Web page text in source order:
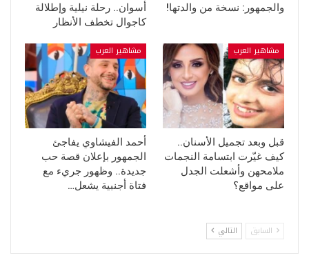
والجمهور: نسخة من والدتها!
أسوان.. رحلة نيلية وإطلالة
كاجوال تخطف الأنظار
مشاهير العرب
قبل وبعد تجميل الأسنان..
كيف غيّرت ابتسامة النجمات
ملامحهن وأشعلت الجدل
على مواقع؟
مشاهير العرب
أحمد الفيشاوي يفاجئ
الجمهور بإعلان قصة حب
جديدة.. وظهور جريء مع
فتاة أجنبية يشعل…
السابق التالي